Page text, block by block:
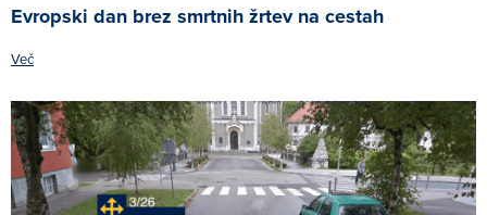
Evropski dan brez smrtnih žrtev na cestah
Več